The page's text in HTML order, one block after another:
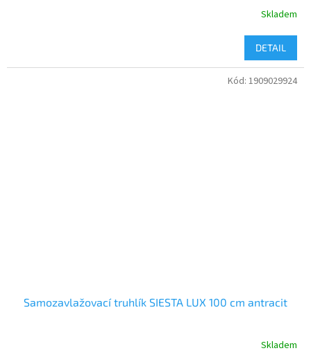
Skladem
DETAIL
Samozavlažovací truhlík SIESTA LUX 100 cm antracit
Skladem
Kód: 1909029924